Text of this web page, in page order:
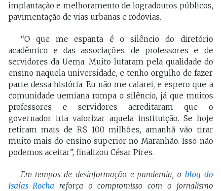
implantação e melhoramento de logradouros públicos,
pavimentação de vias urbanas e rodovias.
“O que me espanta é o silêncio do diretório
acadêmico e das associações de professores e de
servidores da Uema. Muito lutaram pela qualidade do
ensino naquela universidade, e tenho orgulho de fazer
parte dessa história. Eu não me calarei, e espero que a
comunidade uemiana rompa o silêncio, já que muitos
professores e servidores acreditaram que o
governador iria valorizar aquela instituição. Se hoje
retiram mais de R$ 100 milhões, amanhã vão tirar
muito mais do ensino superior no Maranhão. Isso não
podemos aceitar”, finalizou César Pires.
Em tempos de desinformação e pandemia, o blog do
Isaías Rocha reforça o compromisso com o jornalismo